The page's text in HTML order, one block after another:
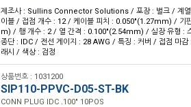
제조사 : Sullins Connector Solutions / 포장 : 벌크 / 계열
이블 / 접점 개수 : 12 / 케이블 피치 : 0.050"(1.27mm) / 기
m) / 행 개수 : 2 / 열 간격 : 0.100"(2.54mm) / 실장 유형 :
종단 : IDC / 전선 게이지 : 28 AWG / 특징 : 커버 / 접점 마감
래시 / 색상 : 검정
상품번호 : 1031200
SIP110-PPVC-D05-ST-BK
CONN PLUG IDC .100" 10POS